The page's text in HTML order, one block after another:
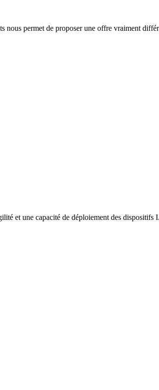
permet de proposer une offre vraiment
et une capacité de déploiement des dispositifs